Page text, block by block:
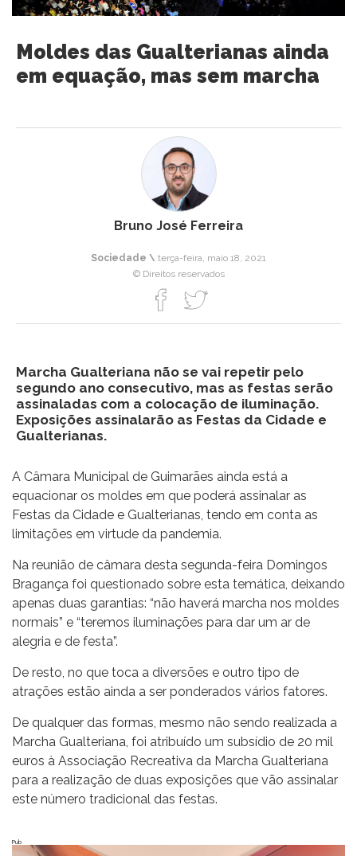
Moldes das Gualterianas ainda
em equação, mas sem marcha
Bruno José Ferreira
Sociedade \ terça-feira, maio 18, 2021
© Direitos reservados
Marcha Gualteriana não se vai repetir pelo
segundo ano consecutivo, mas as festas serão
assinaladas com a colocação de iluminação.
Exposições assinalarão as Festas da Cidade e
Gualterianas.
A Câmara Municipal de Guimarães ainda está a
equacionar os moldes em que poderá assinalar as
Festas da Cidade e Gualterianas, tendo em conta as
limitações em virtude da pandemia.
Na reunião de câmara desta segunda-feira Domingos
Bragança foi questionado sobre esta temática, deixando
apenas duas garantias: “não haverá marcha nos moldes
normais” e “teremos iluminações para dar um ar de
alegria e de festa”.
De resto, no que toca a diversões e outro tipo de
atrações estão ainda a ser ponderados vários fatores.
De qualquer das formas, mesmo não sendo realizada a
Marcha Gualteriana, foi atribuído um subsídio de 20 mil
euros à Associação Recreativa da Marcha Gualteriana
para a realização de duas exposições que vão assinalar
este número tradicional das festas.
Pub